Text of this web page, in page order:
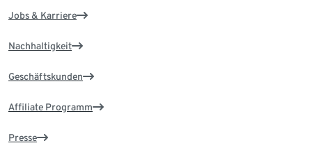
Jobs & Karriere
Nachhaltigkeit
Geschäftskunden
Affiliate Programm
Presse